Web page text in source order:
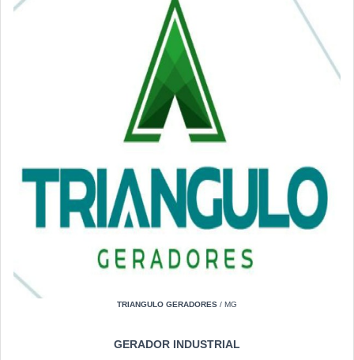
TRIANGULO GERADORES / MG
GERADOR INDUSTRIAL